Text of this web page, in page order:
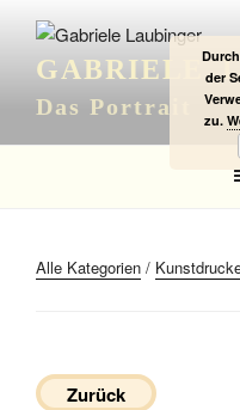
Inhalt
springenGABRIELE
Das Portrait
Alle Kategorien /
Zurück
der
zu.